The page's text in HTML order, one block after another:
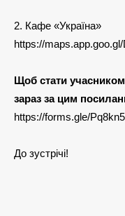
2. Кафе «Україна»
https://
Щоб стати
зараз за цим
https://forms.gle/
До зустрічі!